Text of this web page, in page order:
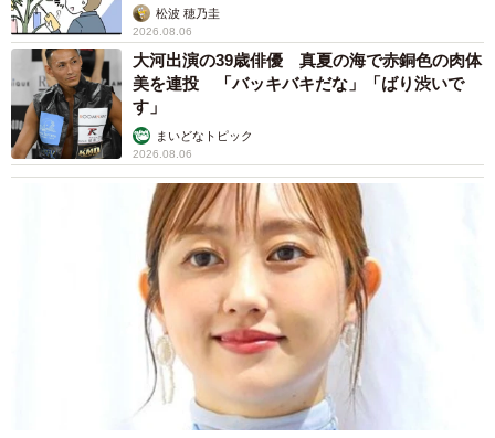
1分は短いようで意外と長い（まるさん | IT×ビジネスをマンガで解説｜提
ータスクシュートの詳しいやり方やポイントなどがあれば
松波 穂乃圭
2026.08.06
大河出演の39歳俳優 真夏の海で赤銅色の肉体
美を連投 「バッキバキだな」「ばり渋いで
す」
まいどなトピック
2026.08.06